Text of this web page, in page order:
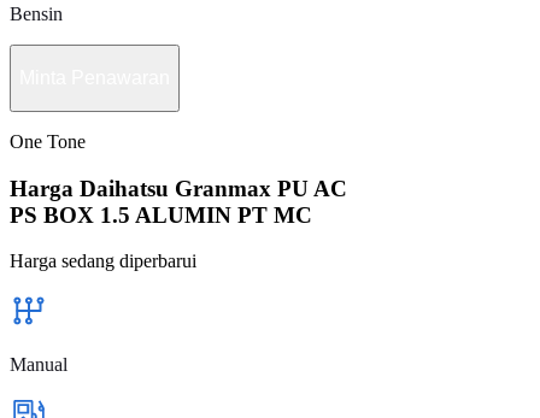
Bensin
One Tone
Harga Daihatsu Granmax PU AC
PS BOX 1.5 ALUMIN PT MC
Harga sedang diperbarui
Manual